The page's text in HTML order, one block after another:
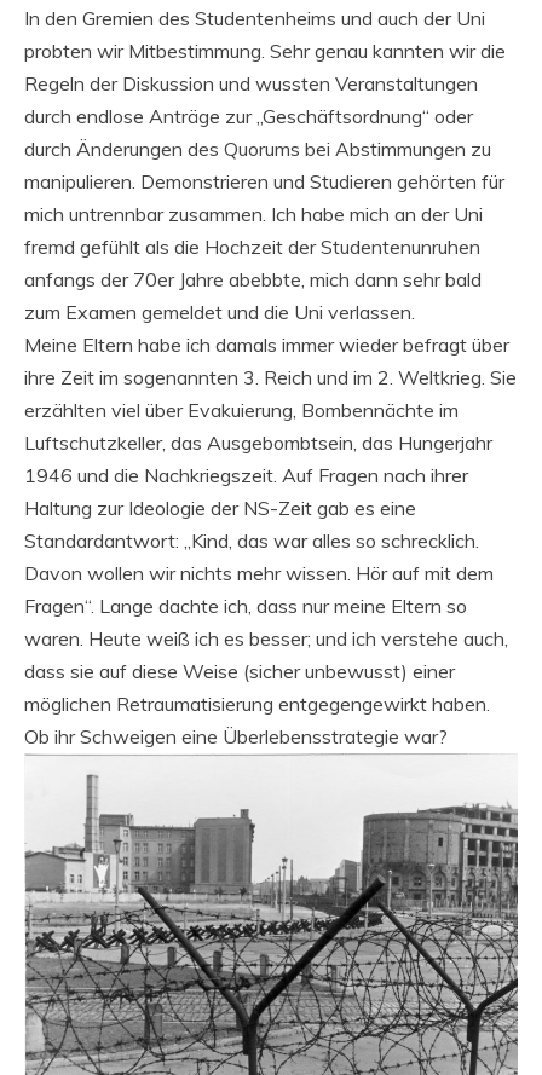
In den Gremien des Studentenheims und auch der Uni
probten wir Mitbestimmung. Sehr genau kannten wir die
Regeln der Diskussion und wussten Veranstaltungen
durch endlose Anträge zur „Geschäftsordnung“ oder
durch Änderungen des Quorums bei Abstimmungen zu
manipulieren. Demonstrieren und Studieren gehörten für
mich untrennbar zusammen. Ich habe mich an der Uni
fremd gefühlt als die Hochzeit der Studentenunruhen
anfangs der 70er Jahre abebbte, mich dann sehr bald
zum Examen gemeldet und die Uni verlassen.
Meine Eltern habe ich damals immer wieder befragt über
ihre Zeit im sogenannten 3. Reich und im 2. Weltkrieg. Sie
erzählten viel über Evakuierung, Bombennächte im
Luftschutzkeller, das Ausgebombtsein, das Hungerjahr
1946 und die Nachkriegszeit. Auf Fragen nach ihrer
Haltung zur Ideologie der NS-Zeit gab es eine
Standardantwort: „Kind, das war alles so schrecklich.
Davon wollen wir nichts mehr wissen. Hör auf mit dem
Fragen“. Lange dachte ich, dass nur meine Eltern so
waren. Heute weiß ich es besser; und ich verstehe auch,
dass sie auf diese Weise (sicher unbewusst) einer
möglichen Retraumatisierung entgegengewirkt haben.
Ob ihr Schweigen eine Überlebensstrategie war?